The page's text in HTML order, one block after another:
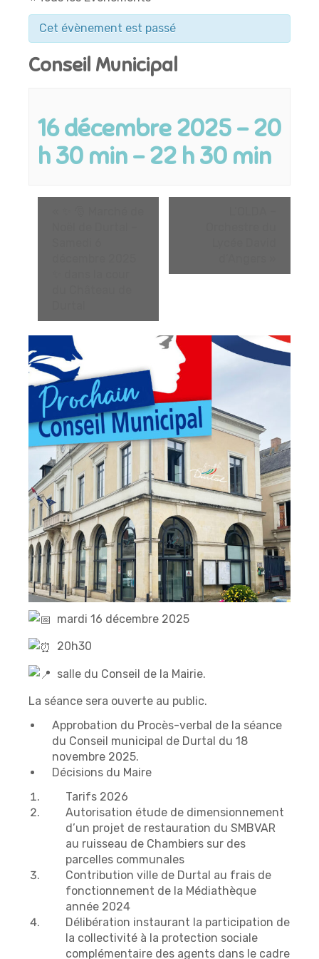
Cet évènement est passé
Conseil Municipal
16 décembre 2025 - 20
h 30 min-22 h 30 min
mardi 16 décembre 2025
20h30
salle du Conseil de la Mairie.
La séance sera ouverte au public.
Approbation du Procès-verbal de la séance
du Conseil municipal de Durtal du 18
novembre 2025.
Décisions du Maire
Tarifs 2026
Autorisation étude de dimensionnement
d’un projet de restauration du SMBVAR
au ruisseau de Chambiers sur des
parcelles communales
Contribution ville de Durtal au frais de
fonctionnement de la Médiathèque
année 2024
Délibération instaurant la participation de
la collectivité à la protection sociale
complémentaire des agents dans le cadre